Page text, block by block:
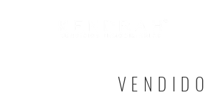
VENDIDO